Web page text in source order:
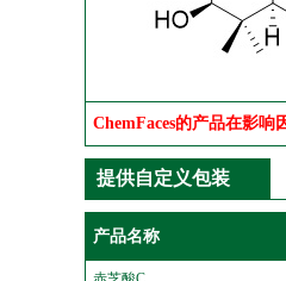
ChemFaces的产品在影响
提供自定义包装
产品名称